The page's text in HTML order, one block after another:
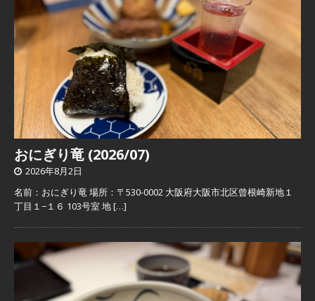
おにぎり竜 (2026/07)
2026年8月2日
名前：おにぎり竜 場所：〒530-0002 大阪府大阪市北区曾根崎新地１
丁目１−１６ 103号室 地[…]